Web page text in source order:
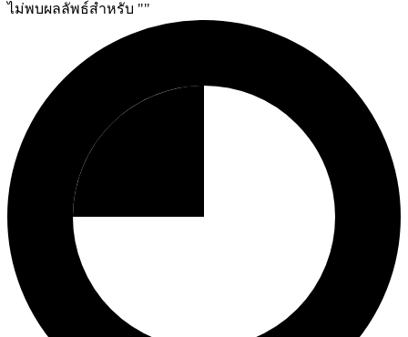
ไม่พบผลลัพธ์สำหรับ ""